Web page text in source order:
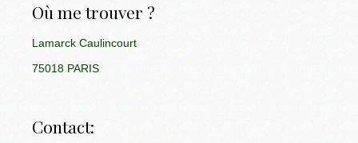
Où me trouver ?
Lamarck Caulincourt
75018 PARIS
Contact: